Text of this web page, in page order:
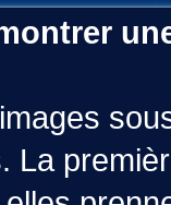
La